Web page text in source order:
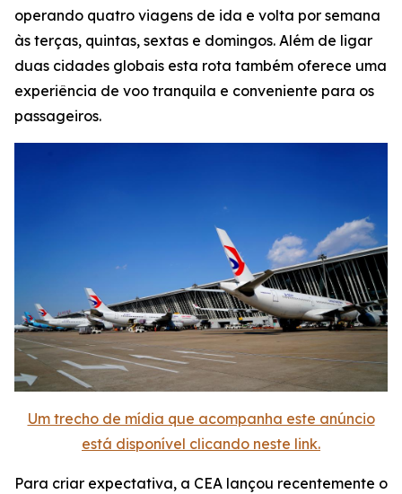
operando quatro viagens de ida e volta por semana
às terças, quintas, sextas e domingos. Além de ligar
duas cidades globais esta rota também oferece uma
experiência de voo tranquila e conveniente para os
passageiros.
Um trecho de mídia que acompanha este anúncio
está disponível clicando neste link.
Para criar expectativa, a CEA lançou recentemente o